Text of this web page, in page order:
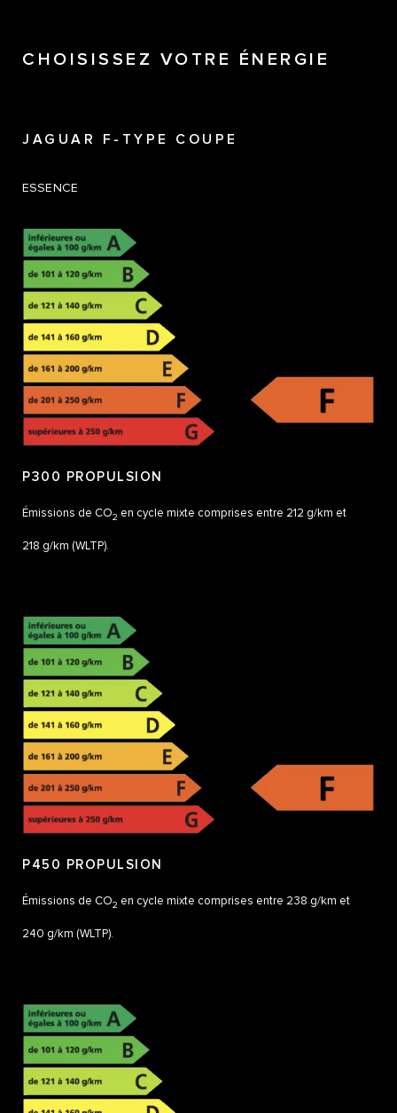
CHOISISSEZ VOTRE ÉNERGIE
JAGUAR F-TYPE COUPE
ESSENCE
P300 PROPULSION
Émissions de CO2 en cycle mixte comprises entre 212 g/km et
218 g/km (WLTP).
P450 PROPULSION
Émissions de CO2 en cycle mixte comprises entre 238 g/km et
240 g/km (WLTP).